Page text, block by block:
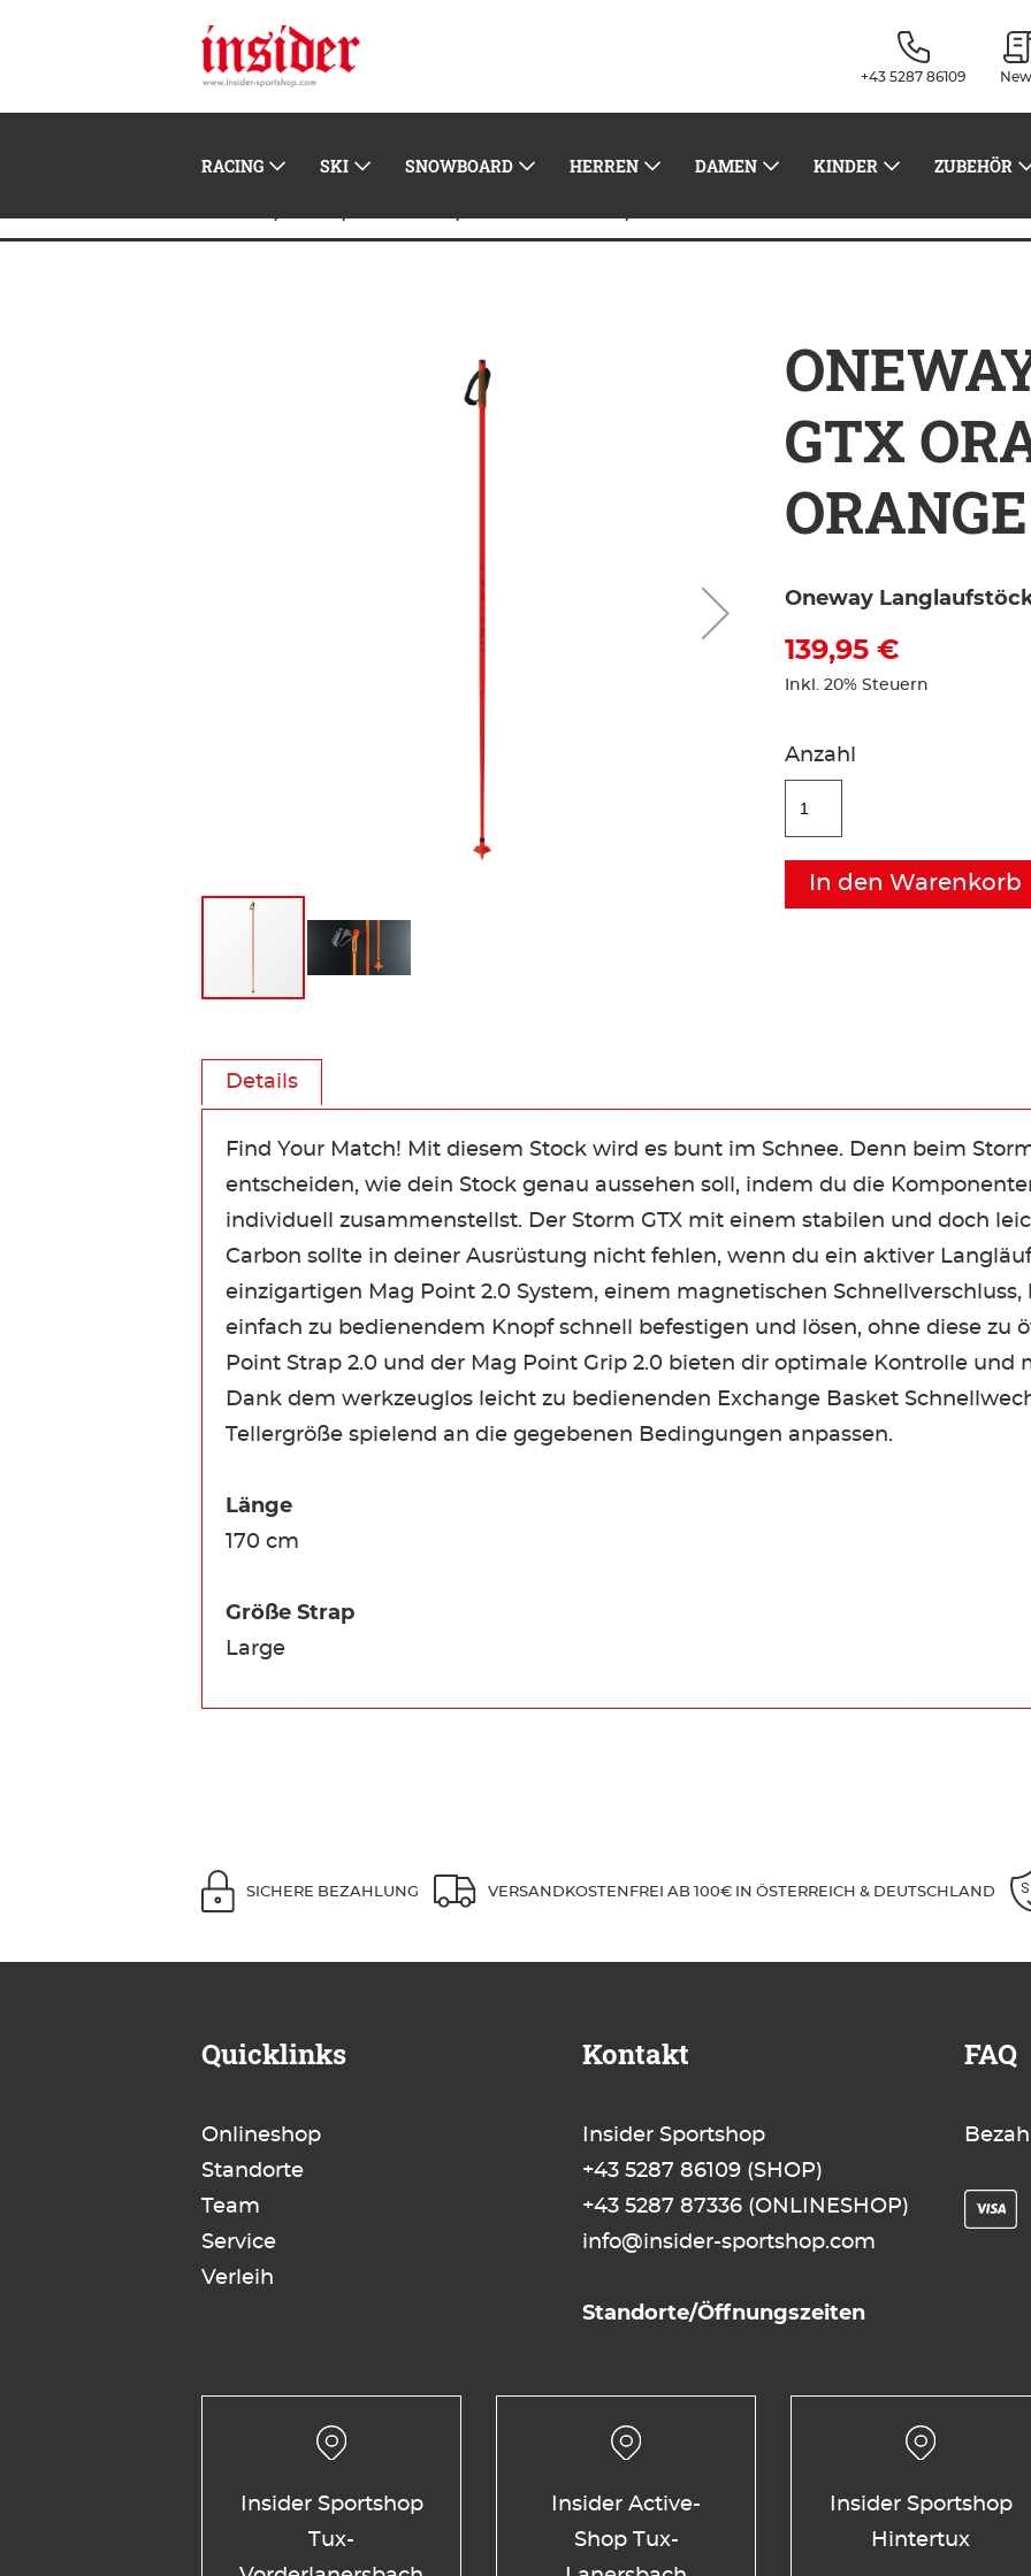
+43 5287 86109
RACING SKI SNOWBOARD HERREN DAMEN KINDER ZUBEHÖR
GTX
ORANGE
Oneway
139,95 €
Inkl. 20% Steuern
Anzahl
In den Warenkorb
Details
Find Your Match! Mit diesem Stock wird es bunt im Schnee. Denn beim
entscheiden, wie dein Stock genau aussehen soll, indem du die
individuell zusammenstellst. Der Storm GTX mit einem stabilen und doch
Carbon sollte in deiner Ausrüstung nicht fehlen, wenn du ein aktiver
einzigartigen Mag Point 2.0 System, einem magnetischen Schnellverschluss,
einfach zu bedienendem Knopf schnell befestigen und lösen, ohne diese zu
Point Strap 2.0 und der Mag Point Grip 2.0 bieten dir optimale Kontrolle
Dank dem werkzeuglos leicht zu bedienenden Exchange Basket
Tellergröße spielend an die gegebenen Bedingungen anpassen.
Länge
170 cm
Größe Strap
Large
SICHERE BEZAHLUNG VERSANDKOSTENFREI AB 100€ IN ÖSTERREICH & DEUTSCHLAND
Quicklinks
Onlineshop
Standorte
Team
Service
Verleih
Kontakt
Insider Sportshop
+43 5287 86109 (SHOP)
+43 5287 87336 (ONLINESHOP)
info@insider-sportshop.com
Standorte/Öffnungszeiten
FAQ
Insider Sportshop
Tux-
Insider Active-
Shop Tux-
Insider Sportshop
Hintertux